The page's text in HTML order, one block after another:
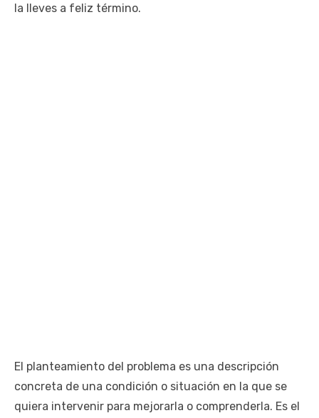
la lleves a feliz término.
El planteamiento del problema es una descripción
concreta de una condición o situación en la que se
quiera intervenir para mejorarla o comprenderla. Es el